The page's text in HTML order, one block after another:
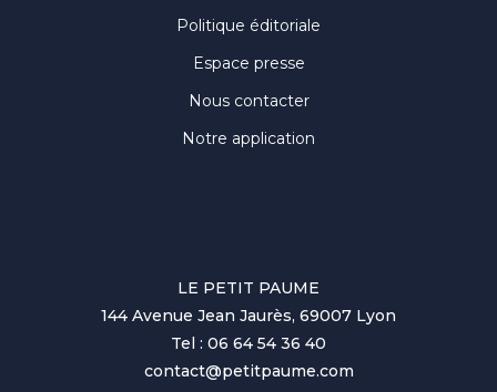
Politique éditoriale
Espace presse
Nous contacter
Notre application
LE PETIT PAUME
144 Avenue Jean Jaurès, 69007 Lyon
Tel : 06 64 54 36 40
contact@petitpaume.com